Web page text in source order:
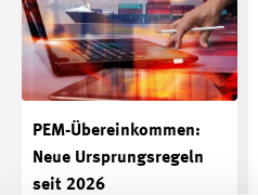
PEM-Übereinkommen:
Neue Ursprungsregeln
seit 2026